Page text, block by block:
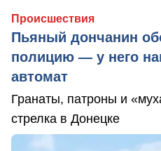
Происшествия
Пьяный дончанин
полицию — у него
автомат
Гранаты, патроны и
стрелка в Донецке